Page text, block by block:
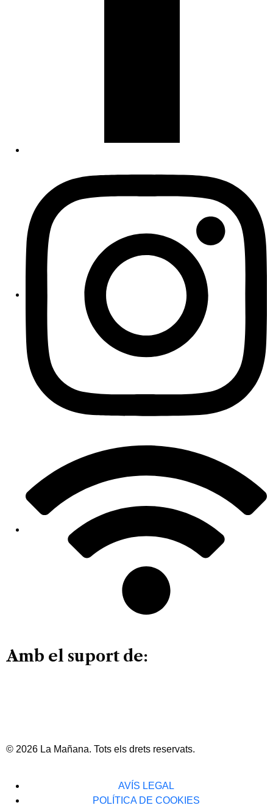
Amb el suport de:
© 2026 La Mañana. Tots els drets reservats.
AVÍS LEGAL
POLÍTICA DE COOKIES